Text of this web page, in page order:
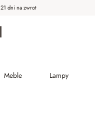
21 dni na zwrot
Meble Lampy